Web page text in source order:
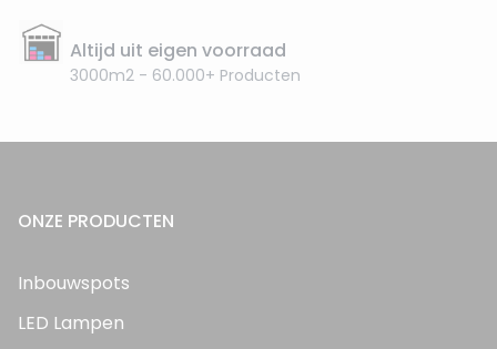
Altijd uit eigen voorraad
3000m2 - 60.000+ Producten
ONZE PRODUCTEN
Inbouwspots
LED Lampen